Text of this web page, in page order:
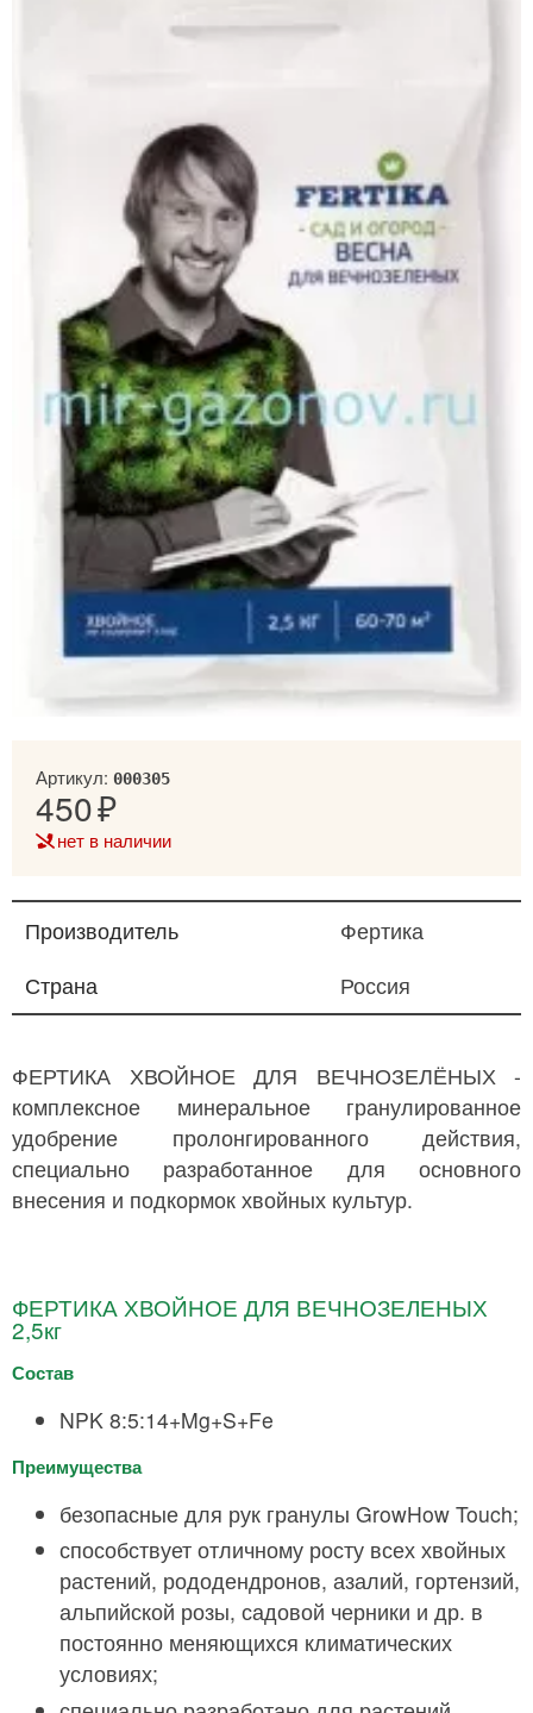
Артикул: 000305
450
нет в наличии
Производитель
Фертика
Страна
Россия
ФЕРТИКА ХВОЙНОЕ ДЛЯ ВЕЧНОЗЕЛЁНЫХ -
комплексное минеральное гранулированное
удобрение пролонгированного действия,
специально разработанное для основного
внесения и подкормок хвойных культур.
ФЕРТИКА ХВОЙНОЕ ДЛЯ ВЕЧНОЗЕЛЕНЫХ
2,5кг
Состав
NPK 8:5:14+Mg+S+Fe
Преимущества
безопасные для рук гранулы GrowHow Touch;
способствует отличному росту всех хвойных
растений, рододендронов, азалий, гортензий,
альпийской розы, садовой черники и др. в
постоянно меняющихся климатических
условиях;